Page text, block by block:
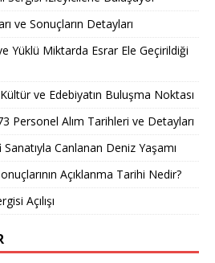
ve Sonuçların Detayları
Yüklü Miktarda Esrar Ele Geçirildiği
ve Edebiyatın Buluşma Noktası
Personel Alım Tarihleri ve Detayları
Canlanan Deniz Yaşamı
Açıklanma Tarihi Nedir?
Açılışı